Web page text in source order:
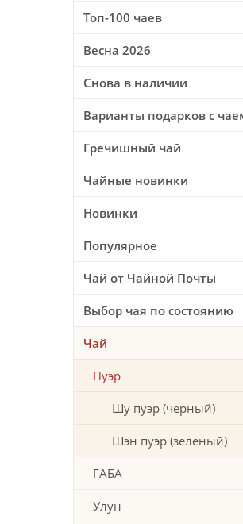
Топ-100 чаев
Весна 2026
Снова в наличии
Варианты подарков с
Гречишный чай
Чайные новинки
Новинки
Популярное
Чай от Чайной Почты
Выбор чая по состоянию
Чай
Пуэр
Шу пуэр (черный)
Шэн пуэр (зеленый)
ГАБА
Улун